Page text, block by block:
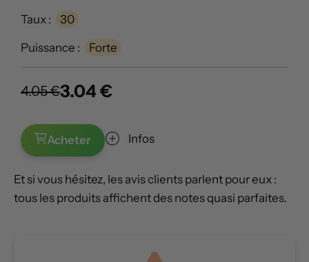
Taux : 30
Puissance : Forte
4.05 €3.04 €
Acheter Infos
Et si vous hésitez, les avis clients parlent pour eux :
tous les produits affichent des notes quasi parfaites.